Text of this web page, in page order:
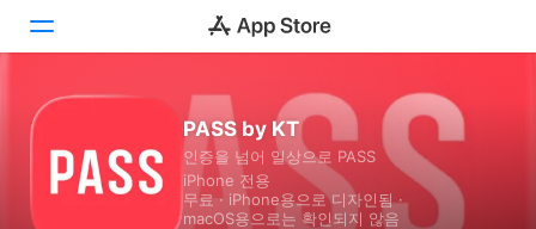
게임
PASS by KT
인증을 넘어 일상으로 PASS
iPhone 전용
무료 · iPhone⁠용으로 디자인됨 ·
macOS⁠용으로는 확인되지 않음